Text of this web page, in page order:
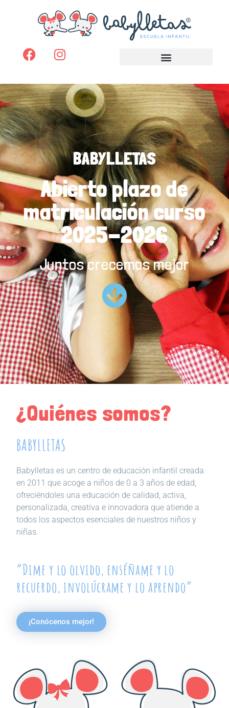
BABYLLETAS
Abierto plazo de
matriculación curso
2025-2026
Juntos crecemos mejor
¿Quiénes somos?
BABYLLETAS
Babylletas es un centro de educación infantil creada
en 2011 que acoge a niños de 0 a 3 años de edad,
ofreciéndoles una educación de calidad, activa,
personalizada, creativa e innovadora que atiende a
todos los aspectos esenciales de nuestros niños y
niñas.
“Dime y lo olvido, enséñame y lo
recuerdo, involúcrame y lo aprendo”
¡Conócenos mejor!